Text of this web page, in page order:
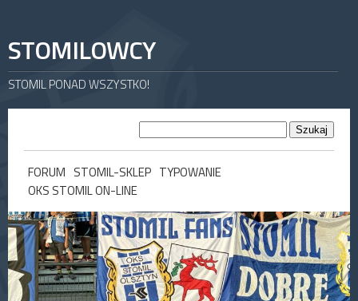
STOMILOWCY
STOMIL PONAD WSZYSTKO!
FORUM STOMIL-SKLEP TYPOWANIE
OKS STOMIL ON-LINE